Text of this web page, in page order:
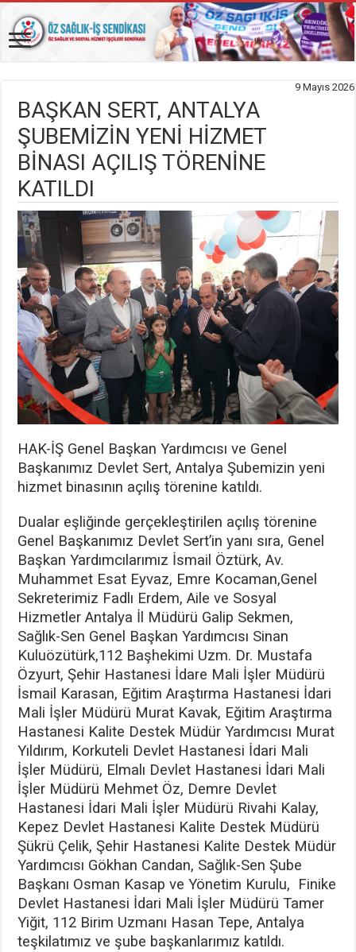
9 Mayıs 2026
BAŞKAN SERT, ANTALYA
ŞUBEMİZİN YENİ HİZMET
BİNASI AÇILIŞ TÖRENİNE
KATILDI
HAK-İŞ Genel Başkan Yardımcısı ve Genel
Başkanımız Devlet Sert, Antalya Şubemizin yeni
hizmet binasının açılış törenine katıldı.
Dualar eşliğinde gerçekleştirilen açılış törenine
Genel Başkanımız Devlet Sert’in yanı sıra, Genel
Başkan Yardımcılarımız İsmail Öztürk, Av.
Muhammet Esat Eyvaz, Emre Kocaman,Genel
Sekreterimiz Fadlı Erdem, Aile ve Sosyal
Hizmetler Antalya İl Müdürü Galip Sekmen,
Sağlık-Sen Genel Başkan Yardımcısı Sinan
Kuluözütürk,112 Başhekimi Uzm. Dr. Mustafa
Özyurt, Şehir Hastanesi İdare Mali İşler Müdürü
İsmail Karasan, Eğitim Araştırma Hastanesi İdari
Mali İşler Müdürü Murat Kavak, Eğitim Araştırma
Hastanesi Kalite Destek Müdür Yardımcısı Murat
Yıldırım, Korkuteli Devlet Hastanesi İdari Mali
İşler Müdürü, Elmalı Devlet Hastanesi İdari Mali
İşler Müdürü Mehmet Öz, Demre Devlet
Hastanesi İdari Mali İşler Müdürü Rivahi Kalay,
Kepez Devlet Hastanesi Kalite Destek Müdürü
Şükrü Çelik, Şehir Hastanesi Kalite Destek Müdür
Yardımcısı Gökhan Candan, Sağlık-Sen Şube
Başkanı Osman Kasap ve Yönetim Kurulu, Finike
Devlet Hastanesi İdari Mali İşler Müdürü Tamer
Yiğit, 112 Birim Uzmanı Hasan Tepe, Antalya
teşkilatımız ve şube başkanlarımız katıldı.